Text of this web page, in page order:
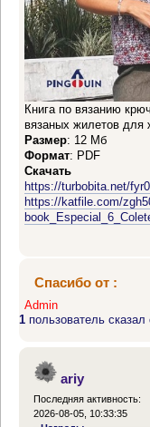
Книга по вязанию
вязаных жилетов для
Размер: 12 Мб
Формат: PDF
Скачать
https://turbobita.net/
https://katfile.com/
Спасибо от :
Admin
1 пользователь сказал
ariy
Последняя активность:
2026-08-05, 10:33:35